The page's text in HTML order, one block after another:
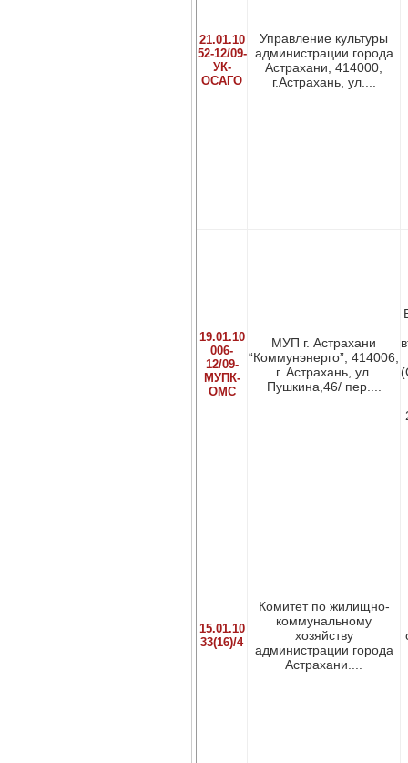
21.01.10
52-12/09-
УК-
ОСАГО
Управление культуры
администрации города
Астрахани, 414000,
г.Астрахань, ул....
19.01.10
006-
12/09-
МУПК-
ОМС
МУП г. Астрахани
“Коммунэнерго”, 414006,
г. Астрахань, ул.
Пушкина,46/ пер....
15.01.10
33(16)/4
Комитет по жилищно-
коммунальному
хозяйству
администрации города
Астрахани....